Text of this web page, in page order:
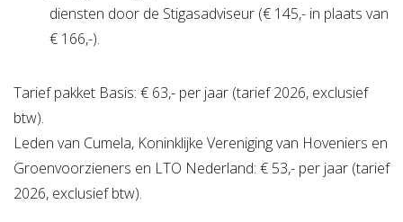
diensten door de Stigasadviseur (€ 145,- in plaats van
€ 166,-).
Tarief pakket Basis: € 63,- per jaar (tarief 2026, exclusief
btw).
Leden van Cumela, Koninklijke Vereniging van Hoveniers en
Groenvoorzieners en LTO Nederland: € 53,- per jaar (tarief
2026, exclusief btw).